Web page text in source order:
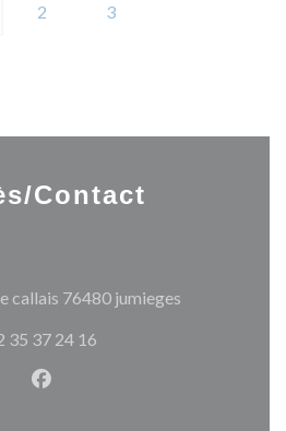
2 3
Contact
callais 76480 jumieges
35 37 24 16
Facebook ((ouvre une